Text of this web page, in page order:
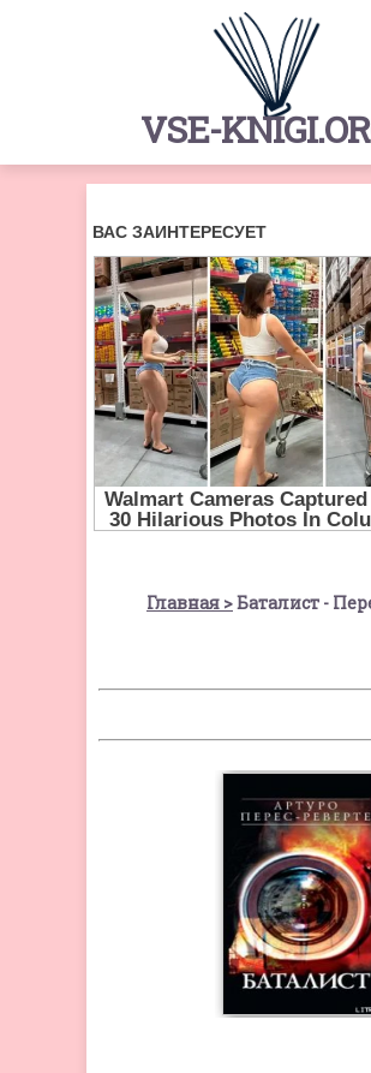
VSE-
Главная Баталист -